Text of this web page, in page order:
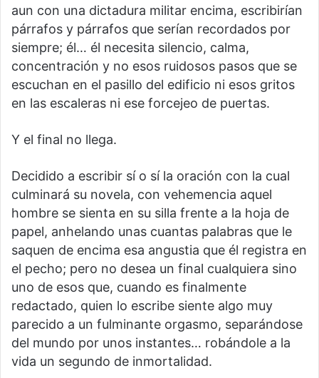
aun con una dictadura militar encima, escribirían
párrafos y párrafos que serían recordados por
siempre; él… él necesita silencio, calma,
concentración y no esos ruidosos pasos que se
escuchan en el pasillo del edificio ni esos gritos
en las escaleras ni ese forcejeo de puertas.
Y el final no llega.
Decidido a escribir sí o sí la oración con la cual
culminará su novela, con vehemencia aquel
hombre se sienta en su silla frente a la hoja de
papel, anhelando unas cuantas palabras que le
saquen de encima esa angustia que él registra en
el pecho; pero no desea un final cualquiera sino
uno de esos que, cuando es finalmente
redactado, quien lo escribe siente algo muy
parecido a un fulminante orgasmo, separándose
del mundo por unos instantes… robándole a la
vida un segundo de inmortalidad.